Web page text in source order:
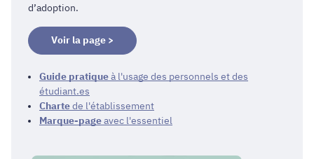
d’adoption.
Voir la page >
Guide pratiqueà l'usage des personnels et des
étudiant.es
Chartede l'établissement
Marque-pageavec l'essentiel